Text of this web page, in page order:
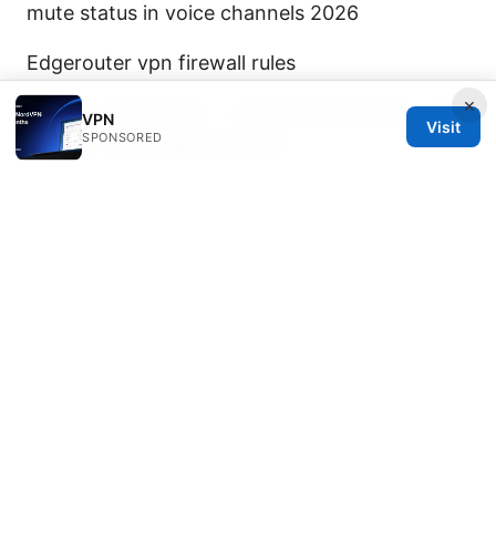
mute status in voice channels 2026
Edgerouter vpn firewall rules
Github下载加速网站：全面指南与最佳实践，提升
中国用户的访问速度与稳定性
×
VPN
SPONSORED
Visit